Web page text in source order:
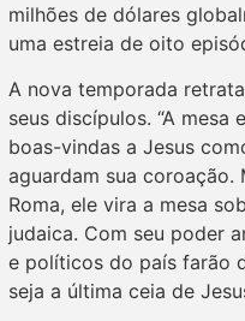
milhões de dólares
uma estreia de oito
A nova temporada
seus discípulos. “A
boas-vindas a Jesus
aguardam sua
Roma, ele vira a mesa
judaica. Com seu poder
e políticos do país farão
seja a última ceia de